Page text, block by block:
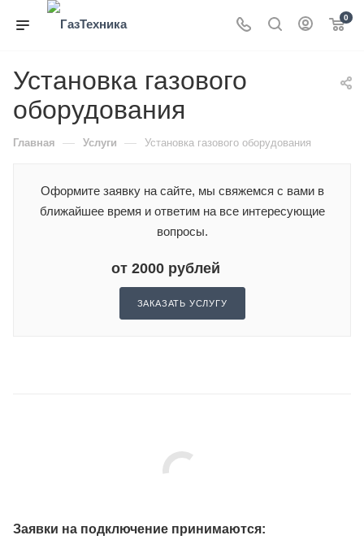
0
Установка газового
оборудования
Главная — Услуги — Установка газового оборудования
Оформите заявку на сайте, мы свяжемся с вами в
ближайшее время и ответим на все интересующие
вопросы.
от 2000 рублей
ЗАКАЗАТЬ УСЛУГУ
Заявки на подключение принимаются: